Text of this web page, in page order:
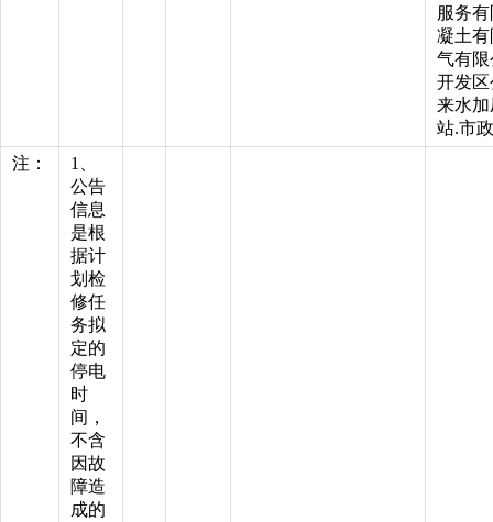
服务
凝土
气有
开发
来水
站.市
注：
1、
公告
信息
是根
据计
划检
修任
务拟
定的
停电
时
间，
不含
因故
障造
成的